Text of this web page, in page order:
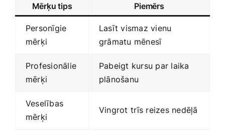
Mērķu tips Piemērs
Personīgie
mērķi
Lasīt‌ vismaz vienu
grāmatu mēnesī
Profesionālie⁤
mērķi
Pabeigt kursu par laika
plānošanu
Veselības
mērķi
Vingrot ⁣trīs reizes nedēļā